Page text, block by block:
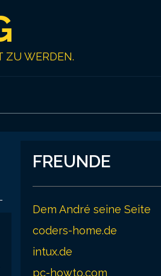
ZU WERDEN.
FREUNDE
Dem André seine Seite
coders-home.de
intux.de
pc-howto.com